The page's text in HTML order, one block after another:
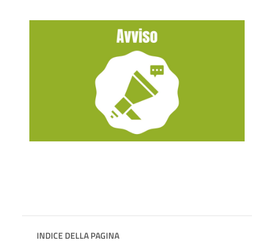
INDICE DELLA PAGINA